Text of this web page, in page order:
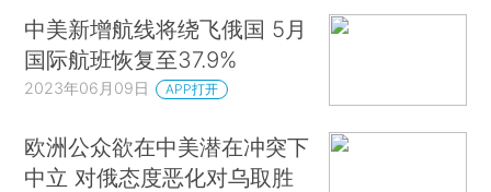
中美新增航线将绕飞俄国 5月
国际航班恢复至37.9%
2023年06月09日 APP打开
欧洲公众欲在中美潜在冲突下
中立 对俄态度恶化对乌取胜